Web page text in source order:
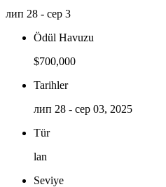
лип 28 - сер 3
Ödül Havuzu
$700,000
Tarihler
лип 28 - сер 03, 2025
Tür
lan
Seviye